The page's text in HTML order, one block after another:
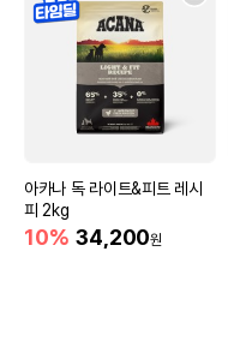
아카나 독 라이트&피트 레시
피 2kg
10% 34,200원